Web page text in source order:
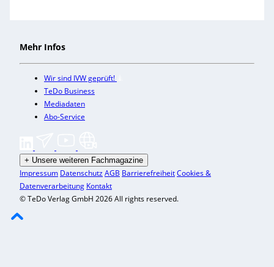
Mehr Infos
Wir sind IVW geprüft!
TeDo Business
Mediadaten
Abo-Service
+ Unsere weiteren Fachmagazine
Impressum DatenschutzAGB BarrierefreiheitCookies &
Datenverarbeitung Kontakt
© TeDo Verlag GmbH 2026 All rights reserved.